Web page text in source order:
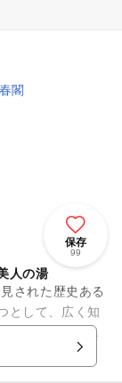
保存
99
人の湯
された歴史ある
として、広く知
温泉きっての充